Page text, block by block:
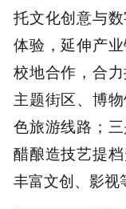
托文化创意与
体验，延伸产
校地合作，合
主题街区、博
色旅游线路；
醋酿造技艺提
丰富文创、影视